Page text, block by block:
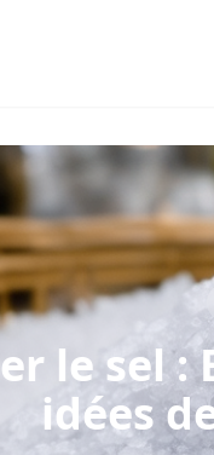
le sel:
idées